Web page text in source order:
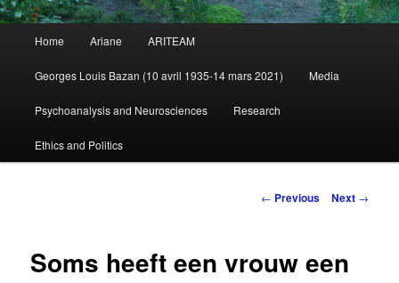
Skip
to
primary
Home Ariane ARITEAM
Georges Louis Bazan (10 avril 1935-14 mars 2021) Media
Psychoanalysis and Neurosciences Research
Ethics and Politics
Post
← Previous Next →
Soms heeft een vrouw een